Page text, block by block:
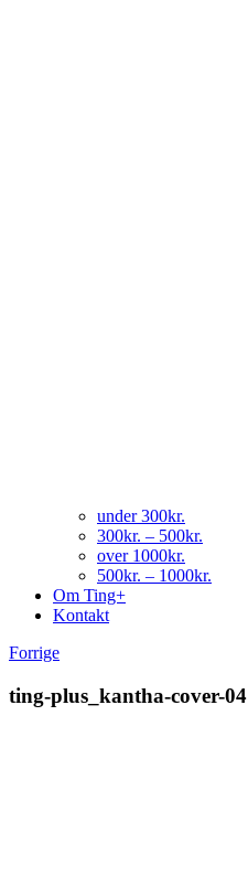
under 300kr.
300kr. – 500kr.
over 1000kr.
500kr. – 1000kr.
Om Ting+
Kontakt
Forrige
ting-plus_kantha-cover-04